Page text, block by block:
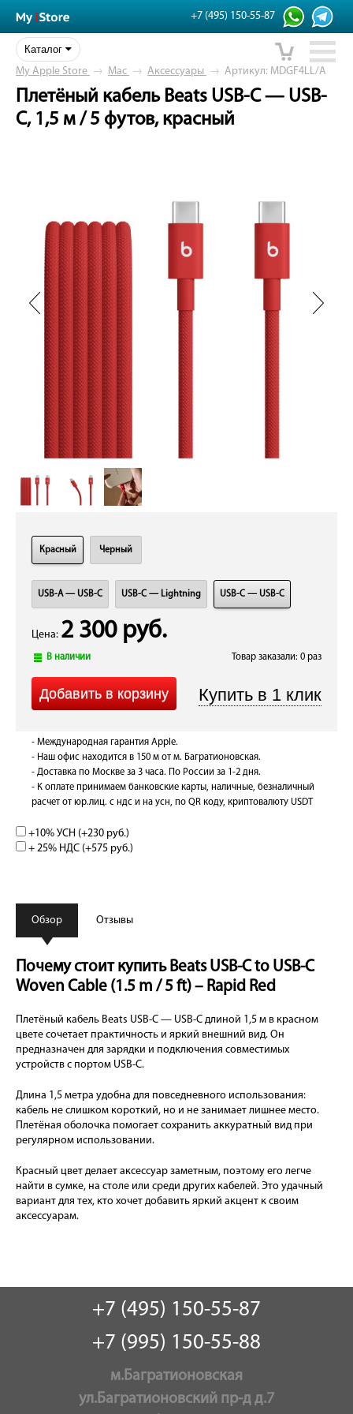
+7 (495) 150-55-87
Каталог
My Apple Store → Mac → Аксессуары → Артикул: MDGF4LL/A
Плетёный кабель Beats USB-C — USB-
C, 1,5 м / 5 футов, красный
Красный Черный
USB-A — USB-C USB-C — Lightning USB-C — USB-C
Цена: 2 300 руб.
В наличии Товар заказали: 0 раз
- Международная гарантия Apple.
- Наш офис находится в 150 м от м. Багратионовская.
- Доставка по Москве за 3 часа. По России за 1-2 дня.
- К оплате принимаем банковские карты, наличные, безналичный
расчет от юр.лиц. с ндс и на усн, по QR коду, криптовалюту USDT
+10% УСН (+230 руб.)
+ 25% НДС (+575 руб.)
Обзор Отзывы
Почему стоит купить Beats USB-C to USB-C
Woven Cable (1.5 m / 5 ft) – Rapid Red
Плетёный кабель Beats USB-C — USB-C длиной 1,5 м в красном
цвете сочетает практичность и яркий внешний вид. Он
предназначен для зарядки и подключения совместимых
устройств с портом USB-C.
Длина 1,5 метра удобна для повседневного использования:
кабель не слишком короткий, но и не занимает лишнее место.
Плетёная оболочка помогает сохранить аккуратный вид при
регулярном использовании.
Красный цвет делает аксессуар заметным, поэтому его легче
найти в сумке, на столе или среди других кабелей. Это удачный
вариант для тех, кто хочет добавить яркий акцент к своим
аксессуарам.
+7 (495) 150-55-87
+7 (995) 150-55-88
м.Багратионовская
ул.Багратионовский пр-д д.7